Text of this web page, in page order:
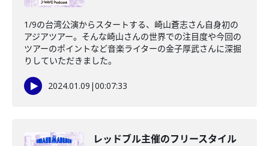
1/9の台湾公演からスタートする、崎山蒼志さん自身初の
アジアツアー。そんな崎山さんの世界での注目度や今回の
ツアーのポイントなど音楽ライターの金子厚武さんに深掘
りしていただきました。
2024.01.09 |00:07:33
レッドブル主催のフリースタイル